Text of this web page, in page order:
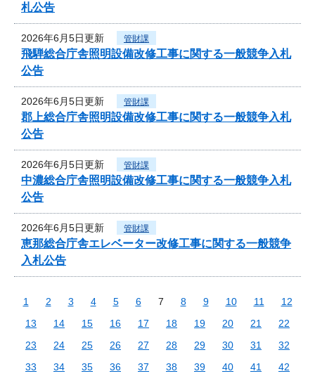
札公告
2026年6月5日更新 管財課
飛騨総合庁舎照明設備改修工事に関する一般競争入札
公告
2026年6月5日更新 管財課
郡上総合庁舎照明設備改修工事に関する一般競争入札
公告
2026年6月5日更新 管財課
中濃総合庁舎照明設備改修工事に関する一般競争入札
公告
2026年6月5日更新 管財課
恵那総合庁舎エレベーター改修工事に関する一般競争
入札公告
1 2 3 4 5 6 7 8 9 10 11
12
13
14 15 16 17 18 19 20 21
22
23
24 25 26 27 28 29 30 31
32
33
34 35 36 37 38 39 40 41
42